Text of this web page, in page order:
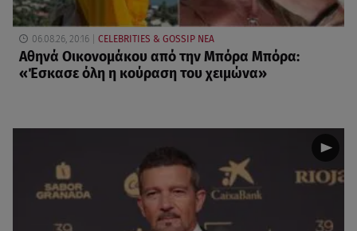
06.08.26, 20:16 CELEBRITIES & GOSSIP ΝΕΑ
Αθηνά Οικονομάκου από την Μπόρα Μπόρα:
«Έσκασε όλη η κούραση του χειμώνα»